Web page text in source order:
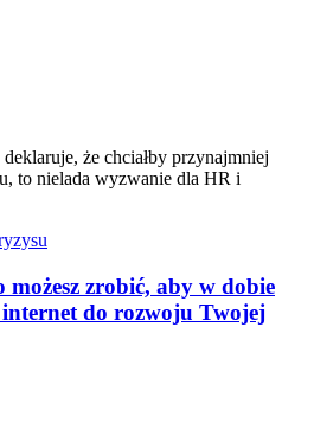
że chciałby przynajmniej
to nielada wyzwanie dla HR i
zrobić, aby w dobie
do rozwoju Twojej